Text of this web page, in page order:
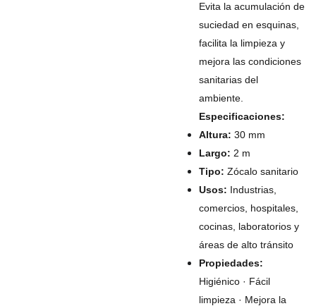
Evita la acumulación de
suciedad en esquinas,
facilita la limpieza y
mejora las condiciones
sanitarias del
ambiente.
Especificaciones:
Altura: 30 mm
Largo: 2 m
Tipo: Zócalo sanitario
Usos: Industrias,
comercios, hospitales,
cocinas, laboratorios y
áreas de alto tránsito
Propiedades:
Higiénico · Fácil
limpieza · Mejora la